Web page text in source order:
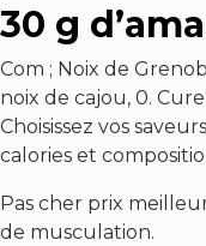
30 g
Com ; Noix de
noix de cajou, 0.
Choisissez vos
calories et
Pas cher prix
de musculation.